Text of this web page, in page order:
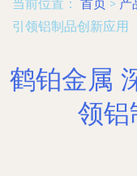
当前位置： 首页 > 产
引领铝制品创新应用
鹤铂金属
领铝